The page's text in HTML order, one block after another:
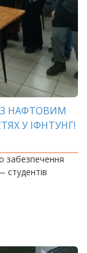
З НАФТОВИМ
У ІФНТУНГ!
забезпечення
студентів